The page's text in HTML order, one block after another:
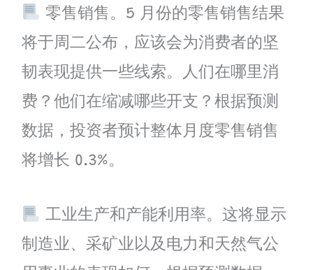
零售销售。5 月份的零售销售结果
将于周二公布，应该会为消费者的坚
韧表现提供一些线索。人们在哪里消
费？他们在缩减哪些开支？根据预测
数据，投资者预计整体月度零售销售
将增长 0.3%。
工业生产和产能利用率。这将显示
制造业、采矿业以及电力和天然气公